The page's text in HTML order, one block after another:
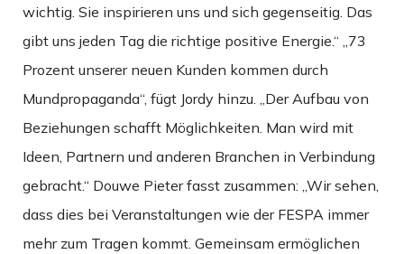
wichtig. Sie inspirieren uns und sich gegenseitig. Das
gibt uns jeden Tag die richtige positive Energie.“ „73
Prozent unserer neuen Kunden kommen durch
Mundpropaganda“, fügt Jordy hinzu. „Der Aufbau von
Beziehungen schafft Möglichkeiten. Man wird mit
Ideen, Partnern und anderen Branchen in Verbindung
gebracht.“ Douwe Pieter fasst zusammen: „Wir sehen,
dass dies bei Veranstaltungen wie der FESPA immer
mehr zum Tragen kommt. Gemeinsam ermöglichen